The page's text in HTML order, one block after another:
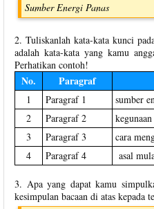
Sumber Energi Panas
2. Tuliskanlah kata-kata kunci
adalah kata-kata yang kamu
Perhatikan contoh!
No. Paragraf
1 Paragraf 1
sumber
2
Paragraf 2
3
Paragraf 3
cara
4
Paragraf 4 asal
3. Apa yang dapat kamu
kesimpulan bacaan di atas kepada